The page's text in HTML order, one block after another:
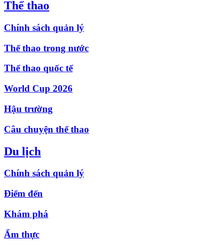
Thể thao
Chính sách quản lý
Thể thao trong nước
Thể thao quốc tế
World Cup 2026
Hậu trường
Câu chuyện thể thao
Du lịch
Chính sách quản lý
Điểm đến
Khám phá
Ẩm thực